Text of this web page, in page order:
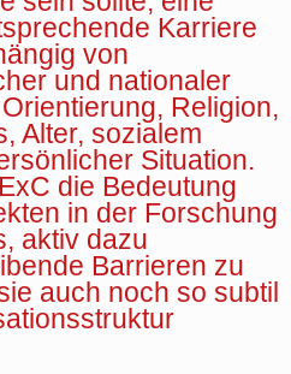
Karriere
von
und nationaler
Religion,
Alter, sozialem
Situation.
die Bedeutung
in der Forschung
aktiv dazu
Barrieren zu
auch noch so subtil